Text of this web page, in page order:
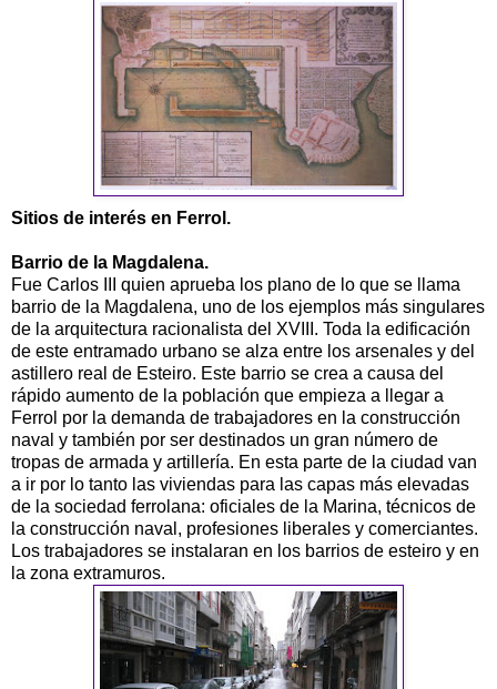
Sitios de interés en Ferrol.
Barrio de la Magdalena.
Fue Carlos III quien aprueba los plano de lo que se llama
barrio de la Magdalena, uno de los ejemplos más singulares
de la arquitectura racionalista del XVIII. Toda la edificación
de este entramado urbano se alza entre los arsenales y del
astillero real de Esteiro. Este barrio se crea a causa del
rápido aumento de la población que empieza a llegar a
Ferrol por la demanda de trabajadores en la construcción
naval y también por ser destinados un gran número de
tropas de armada y artillería. En esta parte de la ciudad van
a ir por lo tanto las viviendas para las capas más elevadas
de la sociedad ferrolana: oficiales de la Marina, técnicos de
la construcción naval, profesiones liberales y comerciantes.
Los trabajadores se instalaran en los barrios de esteiro y en
la zona extramuros.